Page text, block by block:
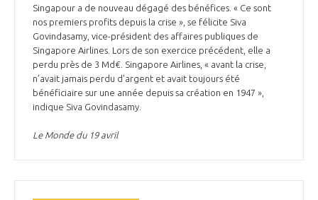
Singapour a de nouveau dégagé des bénéfices. « Ce sont
nos premiers profits depuis la crise », se félicite Siva
Govindasamy, vice-président des affaires publiques de
Singapore Airlines. Lors de son exercice précédent, elle a
perdu près de 3 Md€. Singapore Airlines, « avant la crise,
n’avait jamais perdu d’argent et avait toujours été
bénéficiaire sur une année depuis sa création en 1947 »,
indique Siva Govindasamy.
Le Monde du 19 avril